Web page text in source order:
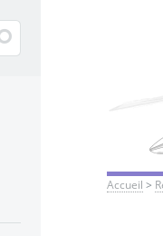
Accueil >